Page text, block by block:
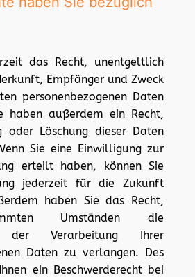
das Recht, unentgeltlich
Empfänger und Zweck
personenbezogenen Daten
haben außerdem ein Recht,
oder Löschung dieser Daten
Sie eine Einwilligung zur
erteilt haben, können Sie
jederzeit für die Zukunft
haben Sie das Recht,
Umständen die
der Verarbeitung Ihrer
Daten zu verlangen. Des
ein Beschwerderecht bei